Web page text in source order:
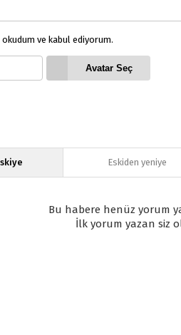
okudum ve kabul ediyorum.
Avatar Seç
Eskiden yeniye
Bu habere henüz yorum
İlk yorum yazan siz